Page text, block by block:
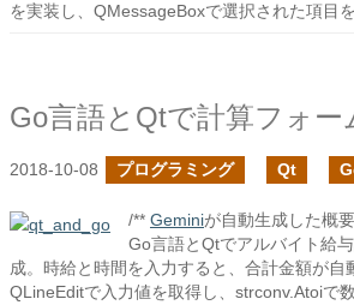
を実装し、QMessageBoxで選択された項目
2018-10-08 プログラミング Qt
/** Geminiが自動生成した概
Go言語とQtでアルバイト給
成。時給と時間を入力すると、合計金額が自
QLineEditで入力値を取得し、strconv.Atoiで